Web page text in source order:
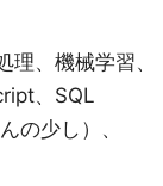
、機械学習、
、SQL
の少し）、